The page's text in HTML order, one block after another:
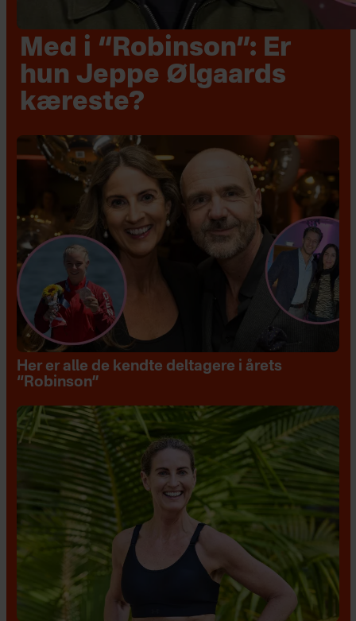
Med i “Robinson”: Er
hun Jeppe Ølgaards
kæreste?
Her er alle de kendte deltagere i årets
“Robinson”